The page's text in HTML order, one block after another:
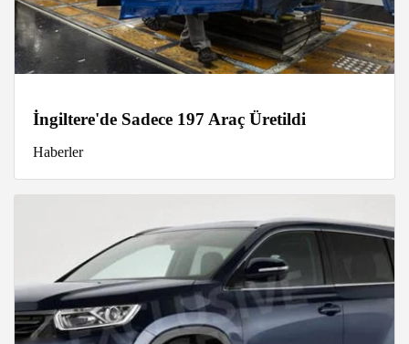
İngiltere'de Sadece 197 Araç Üretildi
Haberler